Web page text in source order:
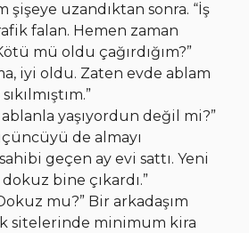
şişeye uzandıktan sonra. “İş
falan. Hemen zaman
mü oldu çağırdığım?”
iyi oldu. Zaten evde ablam
ablanla yaşıyordun değil mi?”
de almayı
geçen ay evi sattı. Yeni
bine çıkardı.”
mu?” Bir arkadaşım
sitelerinde minimum kira